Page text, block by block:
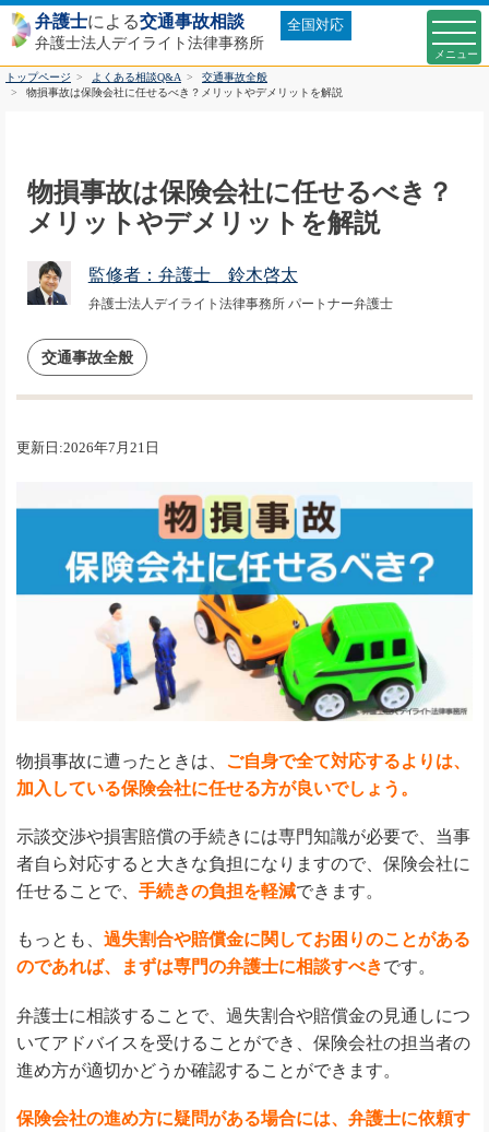
弁護士による交通事故相談
弁護士法人デイライト法律事務所
全国対応
トップページ よくある相談Q&A
交通事故全般
物損事故は保険会社に任せるべき？メリットやデメリットを解説
物損事故は保険会社に任せるべき？
メリットやデメリットを解説
監修者：弁護士 鈴木啓太
弁護士法人デイライト法律事務所 パートナー弁護士
交通事故全般
更新日:2026年7月21日
物損事故に遭ったときは、 ご自身で全て対応するよりは、
加入している保険会社に任せる方が良いでしょう。
示談交渉や損害賠償の手続きには専門知識が必要で、当事
者自ら対応すると大きな負担になりますので、保険会社に
任せることで、 手続きの負担を軽減できます。
もっとも、 過失割合や賠償金に関してお困りのことがある
のであれば、まずは専門の弁護士に相談すべきです。
弁護士に相談することで、過失割合や賠償金の見通しにつ
いてアドバイスを受けることができ、保険会社の担当者の
進め方が適切かどうか確認することができます。
保険会社の進め方に疑問がある場合には、弁護士に依頼す